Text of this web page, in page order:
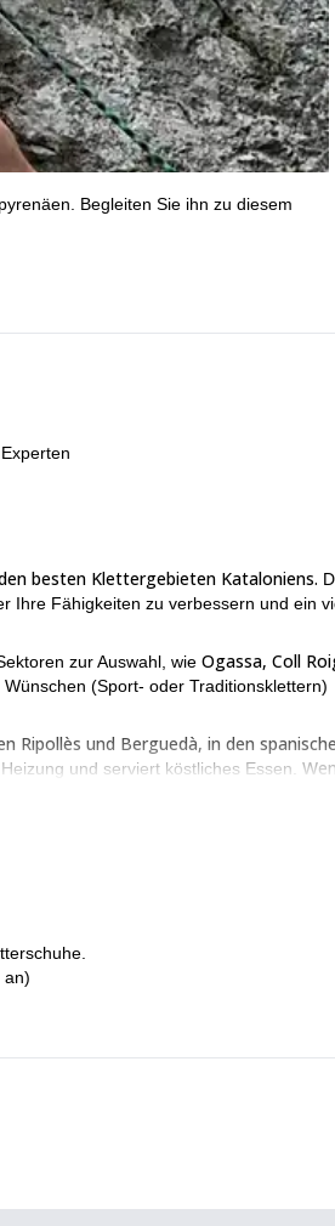
Begleiten Sie ihn zu diesem
besten Klettergebieten Kataloniens.
Ihre Fähigkeiten zu verbessern und ein
zur Auswahl, wie Ogassa, Coll
(Sport- oder Traditionsklettern)
Ripollès und Berguedà, in den
und serviert köstliches Essen.
fabelhaften Landschaft umgeben!
an)